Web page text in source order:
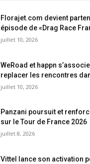
Florajet.com devient
épisode de «Drag Race
juillet 10, 2026
WeRoad et happn
replacer les rencontres
juillet 10, 2026
Panzani poursuit et
sur le Tour de France 2026
juillet 8, 2026
Vittel lance son activation